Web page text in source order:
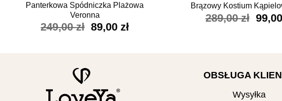
Panterkowa Spódniczka Plażowa
Veronna
249,00zł Pierwotna
89,00złAktualna
Brązowy Kostium
289,00zł 99,00
OBSŁUGA
Wysyłka